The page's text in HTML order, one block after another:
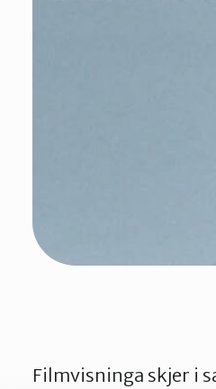
Filmvisninga skjer i